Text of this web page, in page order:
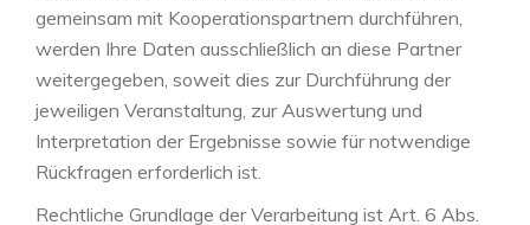
gemeinsam mit Kooperationspartnern durchführen,
werden Ihre Daten ausschließlich an diese Partner
weitergegeben, soweit dies zur Durchführung der
jeweiligen Veranstaltung, zur Auswertung und
Interpretation der Ergebnisse sowie für notwendige
Rückfragen erforderlich ist.
Rechtliche Grundlage der Verarbeitung ist Art. 6 Abs.